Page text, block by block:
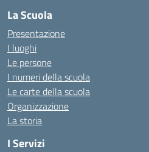
La Scuola
Presentazione
I luoghi
Le persone
I numeri della scuola
Le carte della scuola
Organizzazione
La storia
I Servizi